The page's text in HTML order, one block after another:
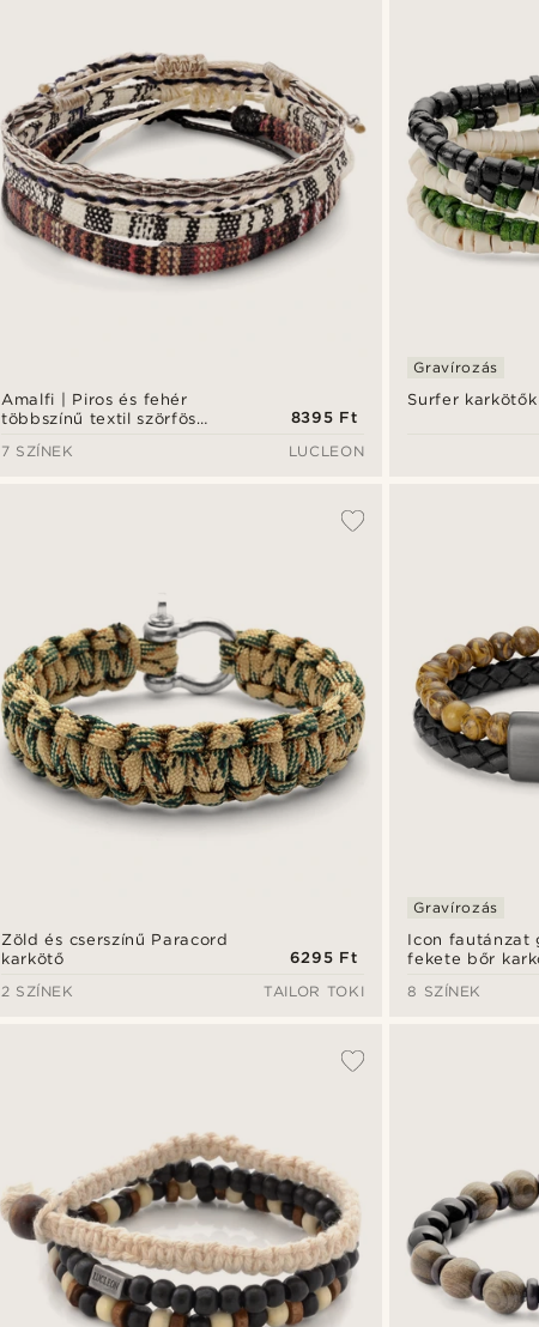
Amalfi | Piros és fehér
többszínű textil szörfös
8395 Ft
7 SZÍNEK
LUCLEON
Surfer karkötők
Gravírozás
Zöld és cserszínű Paracord
karkötő
6295 Ft
2 SZÍNEK
TAILOR TOKI
Icon fautánzat
fekete bőr
Gravírozás
8 SZÍNEK